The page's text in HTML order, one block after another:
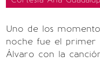
Uno de los
noche fue el primer
Álvaro con la